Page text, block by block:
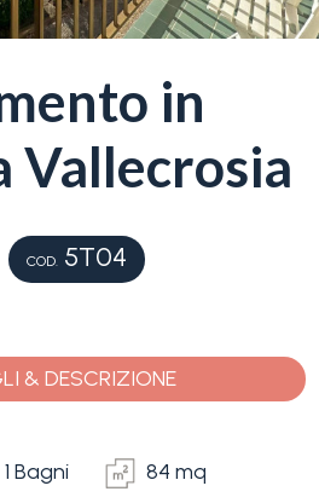
in
Vallecrosia
COD. 5T04
& DESCRIZIONE
1 Bagni 84 mq